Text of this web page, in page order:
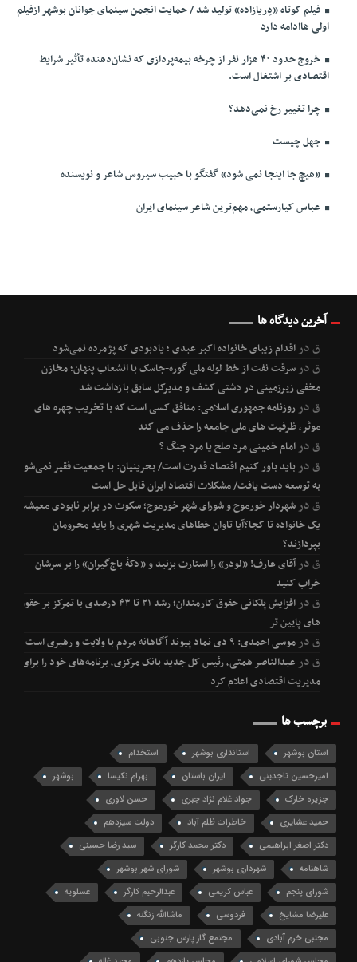
فیلم کوتاه «دِریازاده» تولید شد / حمایت انجمن سینمای جوانان بوشهر ازفیلم
اولی هاادامه دارد
خروج حدود ۴۰ هزار نفر از چرخه بیمه‌پردازی که نشان‌دهنده تأثیر شرایط
اقتصادی بر اشتغال است.
چرا تغییر رخ نمی‌دهد؟
جهل چیست
«هیچ جا اینجا نمی شود» گفتگو با حبیب سیروس شاعر و نویسنده
عباس کیارستمی، مهم‌ترین شاعر سینمای ایران
آخرین دیدگاه ها
قدراقدام زیبای خانواده اکبر عبدی ؛ یادبودی که پژمرده نمی‌شود
قدرسرقت نفت از خط لوله ملی گوره-جاسک با انشعاب پنهان؛ مخازن
مخفی زیرزمینی در دشتی کشف و مدیرکل سابق بازداشت شد
قدرروزنامه جمهوری اسلامی: منافق کسی است که با تخریب چهره های
موثر، ظرفیت های ملی جامعه را حذف می کند
قدرامام خمینی مرد صلح یا مرد جنگ ؟
قدرباید باور کنیم اقتصاد قدرت است/ بحرینیان: با جمعیت فقیر نمی‌شود
به توسعه دست یافت/ مشکلات اقتصاد ایران قابل حل است
قدرشهردار خورموج و شورای شهر خورموج؛ سکوت در برابر نابودی معیشت
یک خانواده تا کجا؟آیا تاوان خطاهای مدیریت شهری را باید محرومان
بپردازند؟
قدرآقای عارف! «لودر» را استارت بزنید و «دکۀ باج‌گیران» را بر سرشان
خراب کنید
قدر
افزایش پلکانی حقوق کارمندان؛ رشد ۲۱ تا ۴۳ درصدی با تمرکز بر حقوق
های پایین تر
قدرموسی احمدی: ۹ دی نماد پیوند آگاهانه مردم با ولایت و رهبری است
قدر عبدالناصر همتی، رئیس کل جدید بانک مرکزی، برنامه‌های خود را برای
مدیریت اقتصادی اعلام کرد
برچسب ها
استان بوشهر استانداری بوشهر
استخدام
امیرحسین تاجدینی
ایران باستان بهرام نکیسا
بوشهر
جزیره خارک
جواد غلام نژاد جبری
حسن لاوری
حمید عشایری
خاطرات ظلم آباد
دولت سیزدهم
دکتر اصغر ابراهیمی
دکتر محمد کارگر
سید رضا حسینی
شاهنامه
شهرداری بوشهر
شورای شهر بوشهر
شورای پنجم
عباس کریمی عبدالرحیم کارگر
عسلویه
علیرضا مشایخ
فردوسی
ماشاالله زنگنه
مجتبی خرم آبادی
مجتمع گاز پارس جنوبی